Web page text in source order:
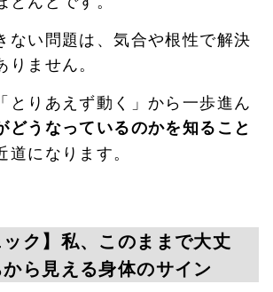
ない問題は、気合や根性で解決
ません。
とりあえず動く」から一歩進ん
どうなっているのかを知ること
になります。
ック】私、このままで大丈
ら見える身体のサイン